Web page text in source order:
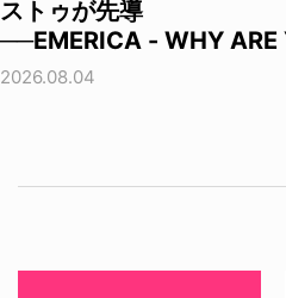
ストゥが先導
──EMERICA - WHY ARE
2026.08.04